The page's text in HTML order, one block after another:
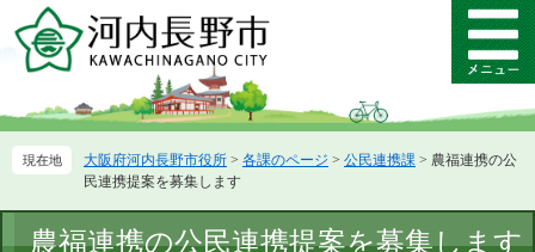
ー
先
ニ
を
て
メ
ニ
ー
大阪府河内長野市役所 > 各課のページ > 公民連携課 > 農福連携の公
民連携提案を募集します
文
農福連携の公民連携提案を募集します